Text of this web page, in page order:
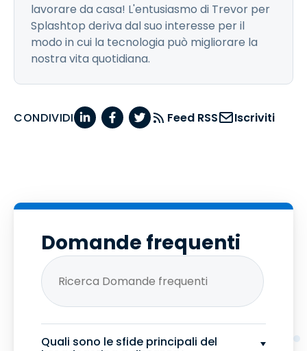
lavorare da casa! L'entusiasmo di Trevor per
Splashtop deriva dal suo interesse per il
modo in cui la tecnologia può migliorare la
nostra vita quotidiana.
CONDIVIDI Feed RSS Iscriviti
Domande frequenti
Quali sono le sfide principali del